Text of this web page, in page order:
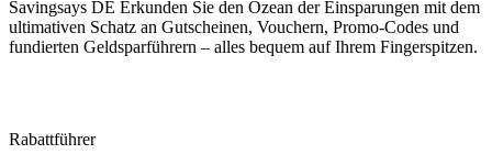
Savingsays DE Erkunden Sie den Ozean der Einsparungen mit dem
ultimativen Schatz an Gutscheinen, Vouchern, Promo-Codes und
fundierten Geldsparführern – alles bequem auf Ihrem Fingerspitzen.
Rabattführer